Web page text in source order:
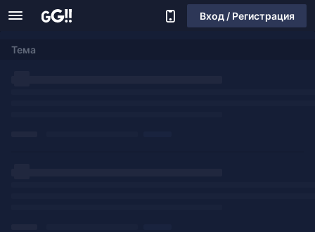
Вход / Регистрация
Тема